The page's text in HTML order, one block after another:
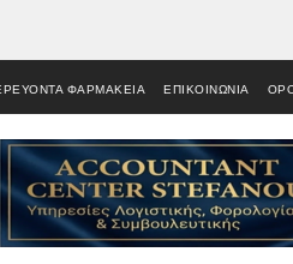
ΦΑΡΜΑΚΕΙΑ ΕΠΙΚΟΙΝΩΝΙΑ